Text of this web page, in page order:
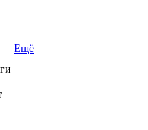
Ещё